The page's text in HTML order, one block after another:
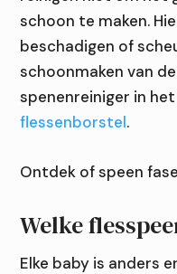
schoon te maken.
beschadigen of
schoonmaken van
spenenreiniger in
flessenborstel.
Ontdek of speen
Welke
Elke baby is anders